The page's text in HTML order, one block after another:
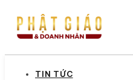
TIN TỨC